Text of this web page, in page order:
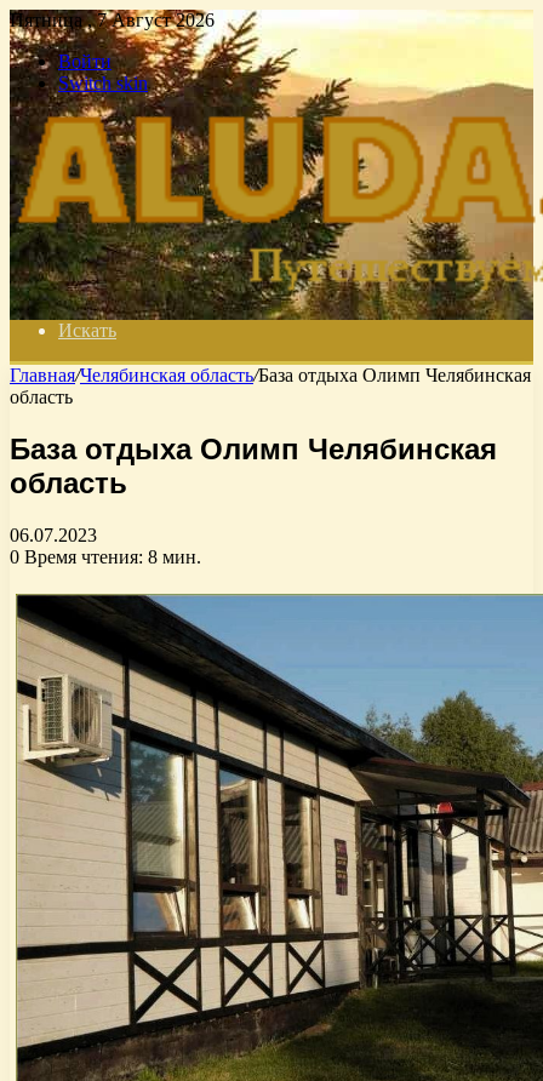
Пятница , 7 Август 2026
Войти
Switch skin
Искать
Главная/Челябинская область/База отдыха Олимп Челябинская
область
База отдыха Олимп Челябинская
область
06.07.2023
0 Время чтения: 8 мин.